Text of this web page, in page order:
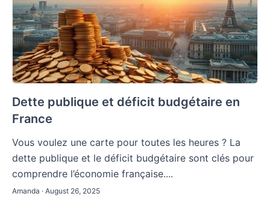
Dette publique et déficit budgétaire en
France
Vous voulez une carte pour toutes les heures ? La
dette publique et le déficit budgétaire sont clés pour
comprendre l’économie française....
Amanda · August 26, 2025